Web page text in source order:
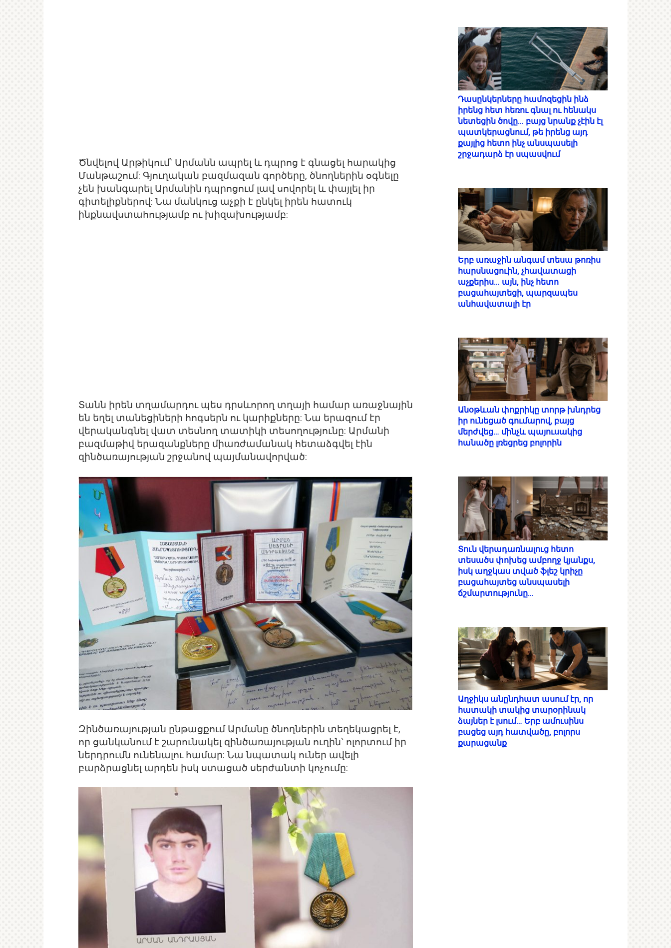
Ծնվելով Արթիկում՝ Արմանն ապրել և դպրոց է գնացել հարակից
Մանթաշում: Գյուղական բազմազան գործերը, ծնողներին օգնելը
չեն խանգարել Արմանին դպրոցում լավ սովորել և փայլել իր
գիտելիքներով: Նա մանկուց աչքի է ընկել իրեն հատուկ
ինքնավստահությամբ ու խիզախությամբ:
Տանն իրեն տղամարդու պես դրսևորող տղայի համար առաջնային
են եղել տանեցիների հոգսերն ու կարիքները: Նա երազում էր
վերականգնել վատ տեսնող տատիկի տեսողությունը: Արմանի
բազմաթիվ երազանքները միառժամանակ հետաձգվել էին
զինծառայության շրջանով պայմանավորված:
Զինծառայության ընթացքում Արմանը ծնողներին տեղեկացրել է,
որ ցանկանում է շարունակել զինծառայության ուղին՝ ոլորտում իր
ներդրումն ունենալու համար: Նա նպատակ ուներ ավելի
բարձրացնել արդեն իսկ ստացած սերժանտի կոչումը:
Դասընկերները համոզեցին ինձ
իրենց հետ հեռու գնալ ու հենակս
նետեցին ծովը… բայց նրանք չէին էլ
պատկերացնում, թե իրենց այդ
քայլից հետո ինչ անսպասելի
շրջադարձ էր սպասվում
Երբ առաջին անգամ տեսա թոռիս
հարսնացուին, չհավատացի
աչքերիս… այն, ինչ հետո
բացահայտեցի, պարզապես
անհավատալի էր
Անօթևան փոքրիկը տորթ խնդրեց
իր ունեցած գումարով, բայց
մերժվեց… մինչև պայուսակից
հանածը լռեցրեց բոլորին
Տուն վերադառնալուց հետո
տեսածս փոխեց ամբողջ կյանքս,
իսկ աղջկաս տված ֆլեշ կրիչը
բացահայտեց անսպասելի
ճշմարտությունը…
Աղջիկս անընդհատ ասում էր, որ
հատակի տակից տարօրինակ
ձայներ է լսում… Երբ ամուսինս
բացեց այդ հատվածը, բոլորս
քարացանք